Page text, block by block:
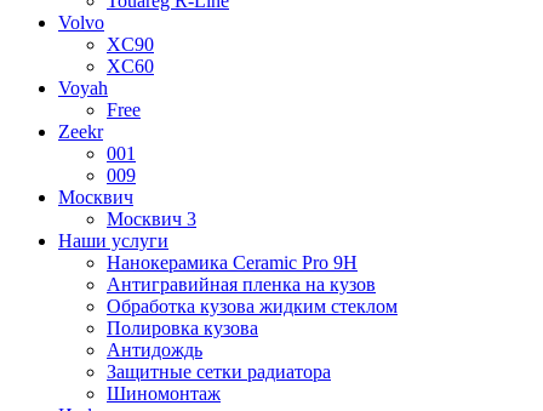
Volvo
XC90
XC60
Voyah
Free
Zeekr
001
009
Москвич
Москвич 3
Наши услуги
Нанокерамика Ceramic Pro 9H
Антигравийная пленка на кузов
Обработка кузова жидким стеклом
Полировка кузова
Антидождь
Защитные сетки радиатора
Шиномонтаж